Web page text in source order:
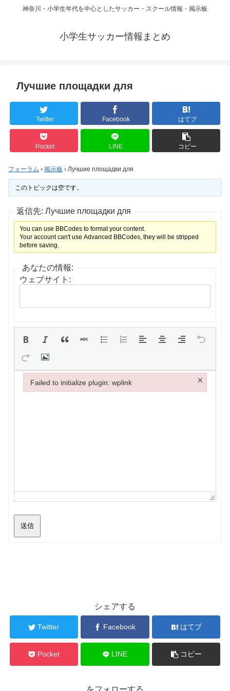
神奈川・小学生年代を中心としたサッカー・スクール情報・掲示板
小学生サッカー情報まとめ
Лучшие площадки для
Twitter Facebook はてブ
Pocket LINE コピー
フォーラム › 掲示板 › Лучшие площадки для
このトピックは空です。
返信先: Лучшие площадки для
You can use BBCodes to format your content.
Your account can't use Advanced BBCodes, they will be stripped
before saving.
あなたの情報:
ウェブサイト:
送信
シェアする
Twitter Facebook はてブ
Pocket LINE コピー
Failed to initialize plugin: wplink ×
Failed to initialize plugin: wplink